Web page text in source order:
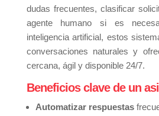
dudas frecuentes, clasificar
agente humano si es
inteligencia artificial, estos
conversaciones naturales y
cercana, ágil y disponible 24/7.
Beneficios clave de un
Automatizar respuestas